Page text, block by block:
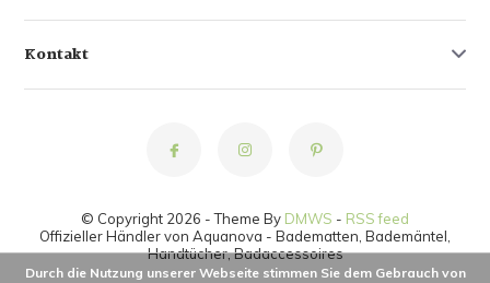
Kontakt
© Copyright 2026 - Theme By DMWS - RSS feed
Offizieller Händler von Aquanova - Badematten, Bademäntel,
Handtücher, Badaccessoires
Durch die Nutzung unserer Webseite stimmen Sie dem Gebrauch von